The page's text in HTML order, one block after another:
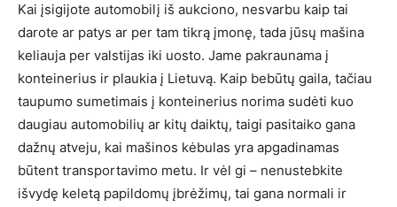
Kai įsigijote automobilį iš aukciono, nesvarbu kaip tai
darote ar patys ar per tam tikrą įmonę, tada jūsų mašina
keliauja per valstijas iki uosto. Jame pakraunama į
konteinerius ir plaukia į Lietuvą. Kaip bebūtų gaila, tačiau
taupumo sumetimais į konteinerius norima sudėti kuo
daugiau automobilių ar kitų daiktų, taigi pasitaiko gana
dažnų atveju, kai mašinos kėbulas yra apgadinamas
būtent transportavimo metu. Ir vėl gi – nenustebkite
išvydę keletą papildomų įbrėžimų, tai gana normali ir